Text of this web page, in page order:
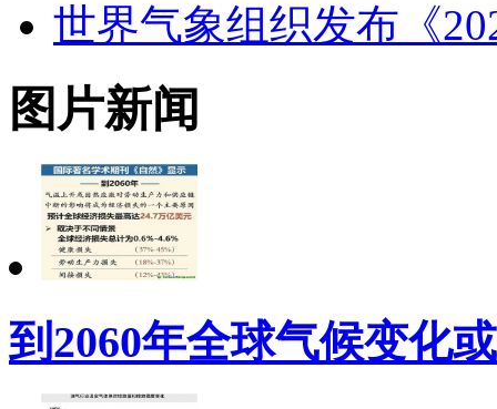
世界气象组织发布《
图片新闻
到2060年全球气候变化